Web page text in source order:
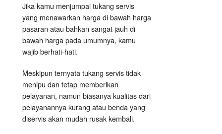
Jika kamu menjumpai tukang servis
yang menawarkan harga di bawah harga
pasaran atau bahkan sangat jauh di
bawah harga pada umumnya, kamu
wajib berhati-hati.
Meskipun ternyata tukang servis tidak
menipu dan tetap memberikan
pelayanan, namun biasanya kualitas dari
pelayanannya kurang atau benda yang
diservis akan mudah rusak kembali.